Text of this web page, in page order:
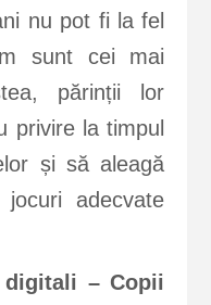
nu pot fi la fel
sunt cei mai
părinții lor
privire la timpul
și să aleagă
adecvate
– Copii